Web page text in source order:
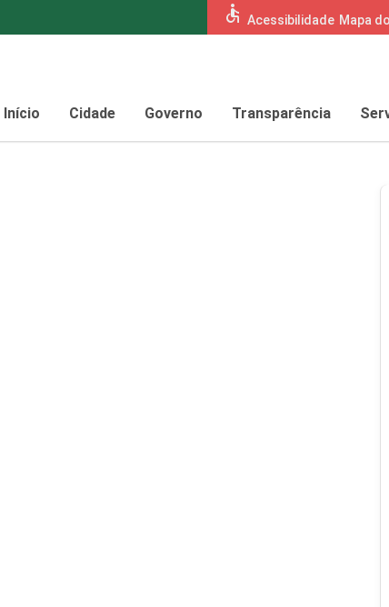
accessible Acessibilidade Mapa
Início Cidade Governo Transparência